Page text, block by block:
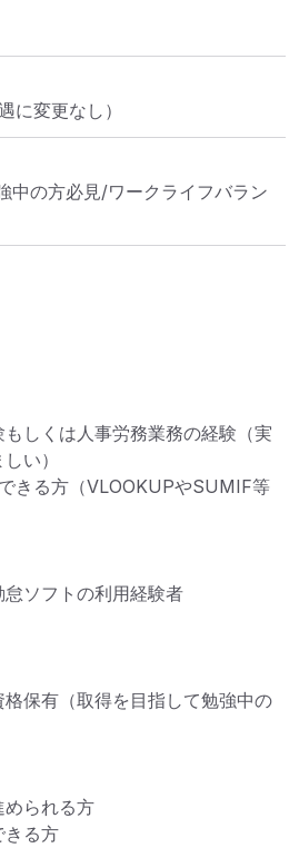
変更なし）
中の方必見/ワークライフバラン
しくは人事労務業務の経験（実
い）
きる方（VLOOKUPやSUMIF等
ソフトの利用経験者
保有（取得を目指して勉強中の
られる方
る方